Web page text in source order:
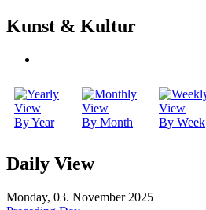
Kunst & Kultur
By Year By Month By Week
Daily View
Monday, 03. November 2025